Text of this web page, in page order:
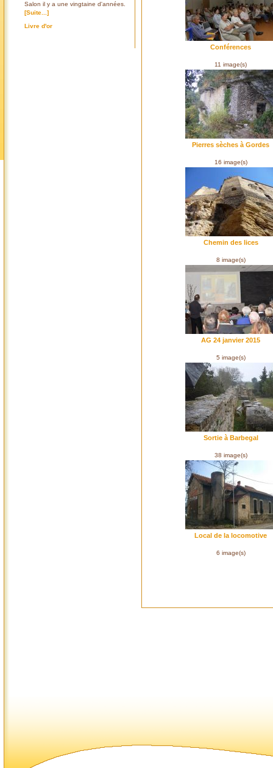
Salon il y a une vingtaine d'années.
[Suite...]
Livre d'or
Conférences
11 image(s)
Pierres sèches à Gordes
16 image(s)
Chemin des lices
8 image(s)
AG 24 janvier 2015
5 image(s)
Sortie à Barbegal
38 image(s)
Local de la locomotive
6 image(s)